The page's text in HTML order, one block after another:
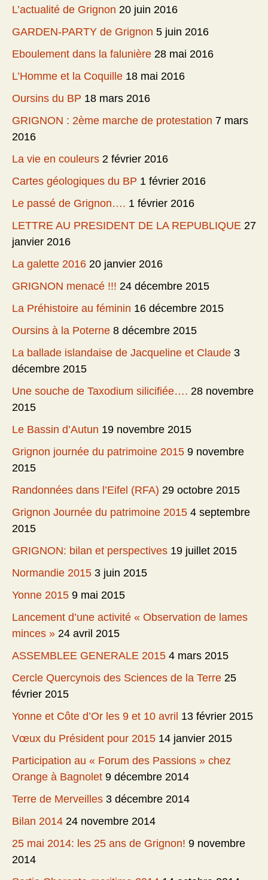
L’actualité de Grignon 20 juin 2016
GARDEN-PARTY de Grignon 5 juin 2016
Eboulement dans la falunière 28 mai 2016
L’Homme et la Coquille 18 mai 2016
Oursins du BP 18 mars 2016
GRIGNON : 2ème marche de protestation 7 mars
2016
La vie en couleurs 2 février 2016
Cartes géologiques du BP 1 février 2016
Le passé de Grignon…. 1 février 2016
LETTRE AU PRESIDENT DE LA REPUBLIQUE 27
janvier 2016
La galette 2016 20 janvier 2016
GRIGNON menacé !!! 24 décembre 2015
La Préhistoire au féminin 16 décembre 2015
Oursins à la Poterne 8 décembre 2015
La ballade islandaise de Jacqueline et Claude 3
décembre 2015
Une souche de Taxodium silicifiée…. 28 novembre
2015
Le Bassin d’Autun 19 novembre 2015
Grignon journée du patrimoine 2015 9 novembre
2015
Randonnées dans l’Eifel (RFA) 29 octobre 2015
Grignon Journée du patrimoine 2015 4 septembre
2015
GRIGNON: bilan et perspectives 19 juillet 2015
Normandie 2015 3 juin 2015
Yonne 2015 9 mai 2015
Lancement d’une activité « Observation de lames
minces » 24 avril 2015
ASSEMBLEE GENERALE 2015 4 mars 2015
Cercle Quercynois des Sciences de la Terre 25
février 2015
Yonne et Côte d’Or les 9 et 10 avril 13 février 2015
Vœux du Président pour 2015 14 janvier 2015
Participation au « Forum des Passions » chez
Orange à Bagnolet 9 décembre 2014
Terre de Merveilles 3 décembre 2014
Bilan 2014 24 novembre 2014
25 mai 2014: les 25 ans de Grignon! 9 novembre
2014